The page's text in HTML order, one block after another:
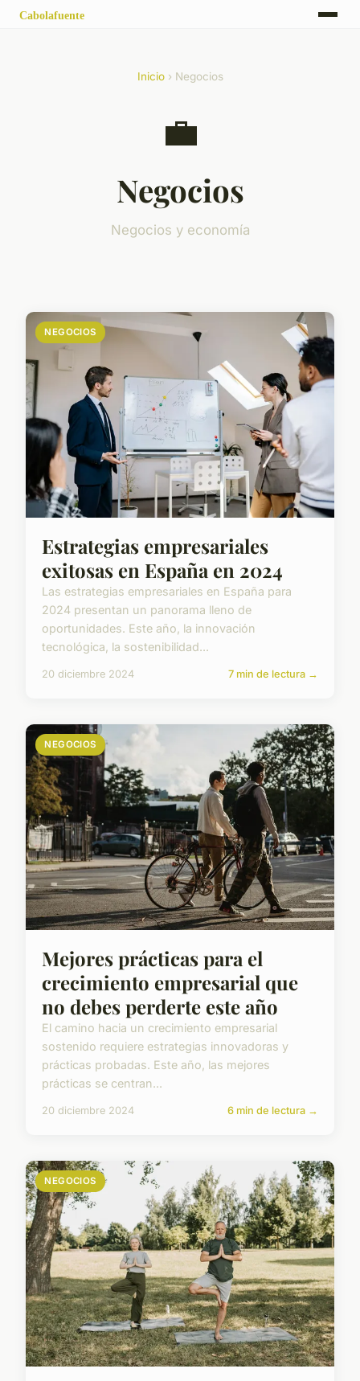
Inicio› Negocios
💼
Negocios
Negocios y economía
NEGOCIOS
Estrategias empresariales
exitosas en España en 2024
Las estrategias empresariales en España para
2024 presentan un panorama lleno de
oportunidades. Este año, la innovación
tecnológica, la sostenibilidad...
20 diciembre 2024 7 min de lectura →
NEGOCIOS
Mejores prácticas para el
crecimiento empresarial que
no debes perderte este año
El camino hacia un crecimiento empresarial
sostenido requiere estrategias innovadoras y
prácticas probadas. Este año, las mejores
prácticas se centran...
20 diciembre 2024 6 min de lectura →
NEGOCIOS